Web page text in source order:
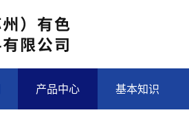
产品中心 基本知识